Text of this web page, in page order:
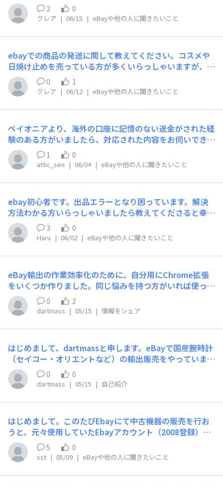
で送料が大幅に高くなります…。2件目はFDA通過料の発
生です。今まではなかったのですが、1商品が税関で止ま
の住所」を求められました。すぐに返信し無事通関はされ
ましたが、後日「FDA通過料4,960円」追加請求されまし
た。こちらも問い合わせしましたが、食器はFDAへの食品
関連施設の登録や事前通知は必要ないが、FDA審査該当品
ということで今後も請求の可能性があるということでし
た。これは、他の発送方法でも同じような金額で請求され
です。ということで、Fedex以外の発送方法を検討してお
ります。皆様のアドバイスをいただけますと幸いです！
ていると、いくつもの商品に追加関税が取られていて、驚
いています。以前こちらでご相談させてもらった時、食品
にはそういうことがあるとのことでしたが、今回は、新品
の衣類や、雑貨等です。衣類も中国さんだと関税が高いと
んでいます。向こうで勝手に中国産と誤認したのでしょう
か?日本製のファブリックなども追加関税になっていま
す。ebayやる意味ある？というくらいなんだか利益取れ
ないと思ってしまいました。皆さんはどう対処しています
か?
2 0
クレア | 06/15 | eBayや他の人に聞きたいこと
ebayでの商品の発送に関して教えてください。コスメや
日焼け止めを売っている方が多くいらっしゃいますが、そ
のような商品は発送できるのでしょうか？大抵のコスメに
はアルコール(エタノール)などが含まれているし、物によ
っては可燃性とかかれていたり、液体のものもあります。
調べてみてたのですが、液体はオレンジコネックスでは扱
に抵触するため、日本郵便やFedEx等でも不可とのことで
した。ですが、日本からも海外からも売ってる方(販売実
績あり)がいます。これは何か特別な許可や発送方法があ
るのでしょうか？ちなみに同じものを私も販売しようと思
0 1
クレア | 06/12 | eBayや他の人に聞きたいこと
ペイオニアより、海外の口座に記憶のない送金がされた経
験のある方がいましたら、対応された内容をお伺いできま
すと幸いです。私は、下記のような経緯があり、ペイオニ
アカスタマーケアに確認していただいているところです。
ペイオニアにログイン時、「パスワードの有効期限が切れ
ている」と表示。新しいパスワードを求められ入力する
PCからはロックされていると表示されたため、カスタマ
ーケアに連絡。カスタマーケアより直近の送金額か送金先
を教えてほしいとメールが来た。送金した額と日本の自分
の銀行口座を回答した。直近の支払い（ペイオニアから
り。もう一度、「直近の送金額か送金者名、身分証明書の
番号」を教えてほしいとのことで、同じ内容を画像と共に
送信した。「確認が取れ次第、パスワードのリセットおよ
び二段階認証のリセットを実施させていただきます。」と
のことでした。ペイオニアの確認間違いであればいいので
すが、資金が不正送金されていたらと不安です。何か少し
1 0
attic_sen | 06/04 | eBayや他の人に聞きたいこと
ebay初心者です。出品エラーとなり困っています。解決
方法わかる方いらっしゃいましたら教えてくださると幸い
です。下記画像の出品エラーが出ます。一方でPayoneer
との連携はできており、出品可能とのメールをebayから
いただいています。(ebayからいただいたメールの本文
「You can continue listing and selling on eBayThanks
uested. Payoneer verified your updated details, so no
thing else is needed from you.」)同じような状況で解
決された方、また有識者の方いましたらご教示いただけま
すと大変助かります。
3 0
Haru | 06/02 | eBayや他の人に聞きたいこと
eBay輸出の作業効率化のために、自分用にChrome拡張
をいくつか作りました。同じ悩みを持つ方がいれば使って
みてください。すべて無料です。① eBay Payout 内訳Pa
youtごとに売上・手数料・返金を自動で整理して表示し
ます。「今月の入金に何の売上が含まれているのか」を手
動で突き合わせる作業がなくなります。週・月・年単位の
store.google.com/detail/ebay-payout-%E5%86%85%
E8%A8%B3/jbbfleahjoliokhlaagoedadkdbpdiaf② eBa
y Sourcing CheckereBayの商品ページから型番を自動抽
出し、Amazon・Yahoo!ショッピング・メルカリ・ヤフ
されるので、仕入れ判断がその場でできます。→ https://
chromewebstore.google.com/detail/ebay-sourcing-c
hecker/fijibelgckmbkimepcokomhkpckahlem③ Watc
hSoldCheck腕時計（腕時計以外にも使えます）のページ
を開くと、モデル番号を自動検出してeBayの落札履歴を
サイドパネルに表示します。相場確認のために別タブを開
0 2
dartmass | 05/15 | 情報をシェア
はじめまして、dartmassと申します。eBayで国産腕時計
（セイコー・オリエントなど）の輸出販売をやっていま
す。転売を始めてから出品・仕入れリサーチ・収支管理な
ど手作業が多くて、効率化を試行錯誤している日々です。
最近は自分の作業を楽にするために、Chrome拡張機能を
いくつか自作してみました。同じようにeBayで活動して
くお願いします！
0 0
dartmass | 05/15 | 自己紹介
はじめまして。このたびEbayにて中古機器の販売を行お
うと、元々使用していたEbayアカウント（2008登録）へ
payoneerの新規登録及び紐付けを行おうとしたところ、
免許証での認証OK→住所確認で8回ほど弾かれ詰まってお
ります。提出書類はTEPCO請求書水道代請求書クレジッ
ト会社の契約書PDFEbay側の登録を全て見直しまして、
5 0
sst | 05/09 | eBayや他の人に聞きたいこと